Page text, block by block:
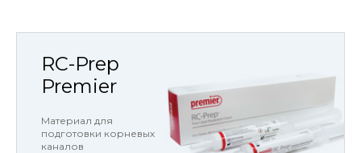
RC-Prep
Premier
Материал для
подготовки корневых
каналов